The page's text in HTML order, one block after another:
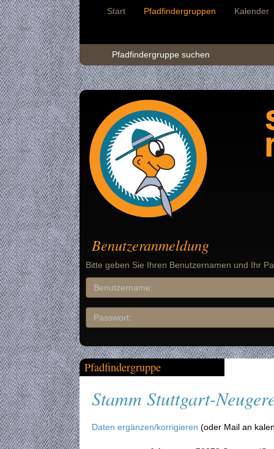
Start Pfadfindergruppen Kalender
Pfadfindergruppe suchen
Benutzeranmeldung
Bitte geben Sie Ihren Benutzernamen und Ihr
Pfadfindergruppe
Stamm Stuttgart-
Daten ergänzen/korrigieren (oder Mail an